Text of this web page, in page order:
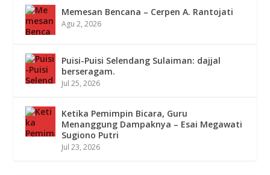
Memesan Bencana – Cerpen A. Rantojati
Agu 2, 2026
Puisi-Puisi Selendang Sulaiman: dajjal
berseragam.
Jul 25, 2026
Ketika Pemimpin Bicara, Guru
Menanggung Dampaknya – Esai Megawati
Sugiono Putri
Jul 23, 2026